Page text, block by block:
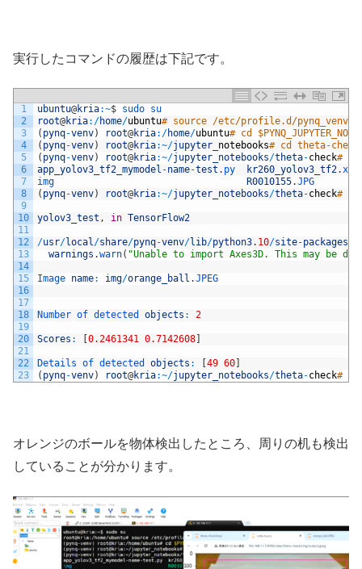
実行したコマンドの履歴は下記です。
1
2
3
4
5
6
7
8
9
10
11
12
13
14
15
16
17
18
19
20
21
22
23
ubuntu@kria:~$ sudo su
root@kria: /home/ubuntu# source /etc/profile.d/
( pynq-venv) root@kria: /home/ubuntu# cd
( pynq-venv) root@kria:~/jupyter notebooks# cd theta-
( pynq-venv) root@kria:~/jupyter_notebooks/theta-check# ls
app_yolov3_tf2_mymodel -name-test . py kr260_yolov3_tf2.
img
R0010155.
( pynq-venv) root@kria:~/jupyter_notebooks/theta-check#
yolov3_test , in TensorFlow2
/usr/local/share/pynq-venv/lib/python3. 10/site-packages
warnings .warn( "Unable to import Axes3D. This may be
Image name: img/orange_ball .JPEG
Number of detected objects : 2
Scores : 0.2461341 0.7142608
Details of detected objects : 49 60
( pynq-venv) root@kria:~/jupyter_notebooks/theta-check#
オレンジのボールを物体検出したところ、周りの机も検出
していることが分かります。